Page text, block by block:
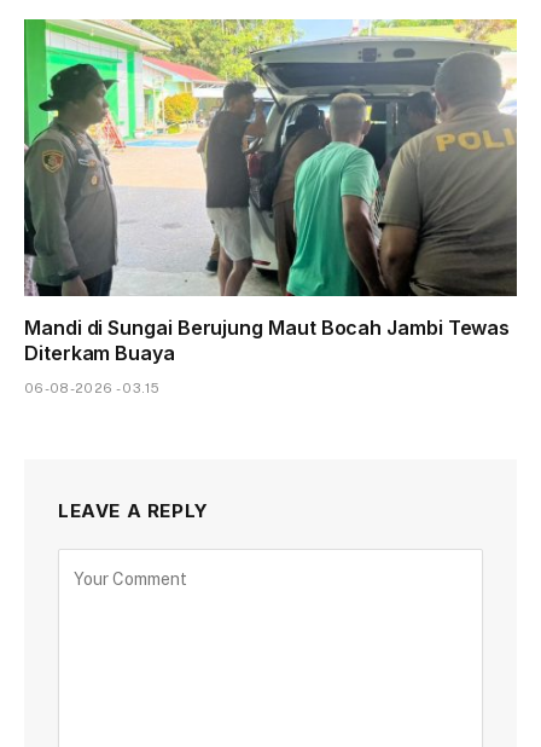
Mandi di Sungai Berujung Maut Bocah Jambi Tewas
Diterkam Buaya
06-08-2026 - 03.15
LEAVE A REPLY